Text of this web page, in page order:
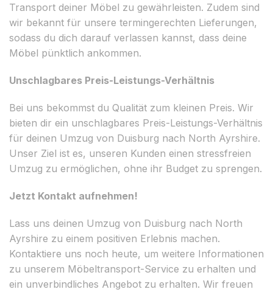
Transport deiner Möbel zu gewährleisten. Zudem sind
wir bekannt für unsere termingerechten Lieferungen,
sodass du dich darauf verlassen kannst, dass deine
Möbel pünktlich ankommen.
Unschlagbares Preis-Leistungs-Verhältnis
Bei uns bekommst du Qualität zum kleinen Preis. Wir
bieten dir ein unschlagbares Preis-Leistungs-Verhältnis
für deinen Umzug von Duisburg nach North Ayrshire.
Unser Ziel ist es, unseren Kunden einen stressfreien
Umzug zu ermöglichen, ohne ihr Budget zu sprengen.
Jetzt Kontakt aufnehmen!
Lass uns deinen Umzug von Duisburg nach North
Ayrshire zu einem positiven Erlebnis machen.
Kontaktiere uns noch heute, um weitere Informationen
zu unserem Möbeltransport-Service zu erhalten und
ein unverbindliches Angebot zu erhalten. Wir freuen